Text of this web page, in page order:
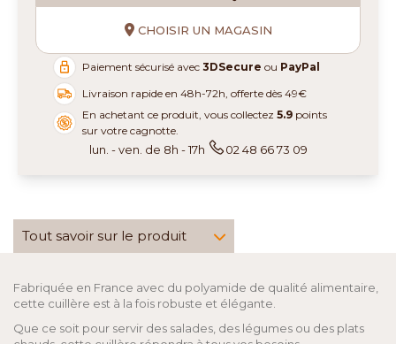
CHOISIR UN MAGASIN
Paiement sécurisé avec3DSecure ou PayPal
Livraison rapide en 48h-72h, offerte dès 49€
En achetant ce produit, vous collectez5.9 points
sur votre cagnotte.
lun. - ven. de 8h - 17h 02 48 66 73 09
Tout savoir sur le produit
Fabriquée en France avec du polyamide de qualité alimentaire,
cette cuillère est à la fois robuste et élégante.
Que ce soit pour servir des salades, des légumes ou des plats